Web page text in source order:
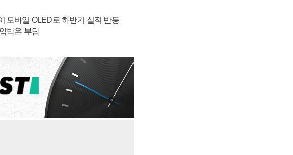
모바일 OLED로 하반기 실적 반등
박은 부담